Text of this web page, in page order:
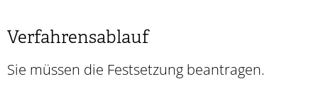
Verfahrensablauf
Sie müssen die Festsetzung beantragen.